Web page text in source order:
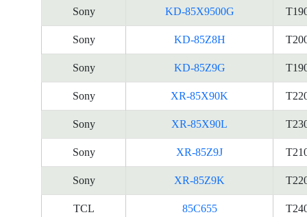
Sony KD-85X9500G
Sony KD-85Z8H
Sony KD-85Z9G
Sony XR-85X90K
Sony XR-85X90L
Sony XR-85Z9J
Sony XR-85Z9K
TCL 85C655